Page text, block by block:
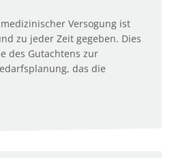
Versogung ist
zu jeder Zeit gegeben. Dies
des Gutachtens zur
das die